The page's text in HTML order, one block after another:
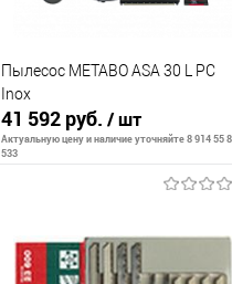
Пылесос METABO ASA 30 L PC
Inox
41 592 руб. / шт
Актуальную цену и наличие уточняйте 8 914 55
533
В корзину